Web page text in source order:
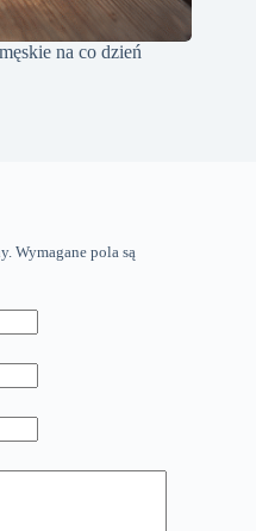
na co dzień
Wymagane pola są